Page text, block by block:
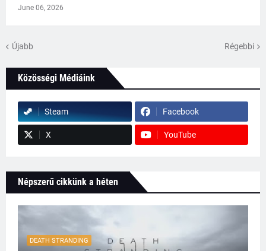
June 06, 2026
Újabb Régebbi
Közösségi Médiáink
Steam Facebook
X YouTube
Népszerű cikkünk a héten
DEATH STRANDING